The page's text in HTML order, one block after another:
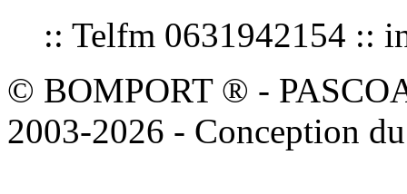
:: Telfm 0631942154 ::
© BOMPORT ® -
2003-2026 - Conception